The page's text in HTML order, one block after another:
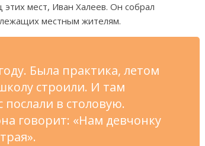
этих мест, Иван Халеев. Он собрал
местным жителям.
Была практика, летом
строили. И там
в столовую.
говорит: «Нам девчонку
».